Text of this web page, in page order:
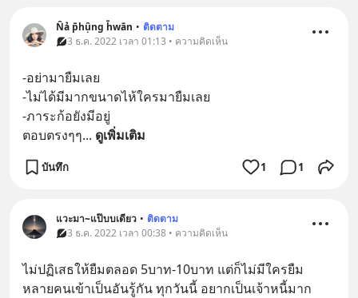
N̂ả p̄hụ̂ng h̄wān • ติดตาม
3 ธ.ค. 2022 เวลา 01:13 • ความคิดเห็น
-อย่ามายืมเลย
-ไม่ได้มีมากขนาดไห้ใครมายืมเลย
-ภาระก้อยังมีอยู่
ตอบตรงๆๆ... ดูเพิ่มเติม
บันทึก 1 1
แวะมา~แป๊บบเดียว • ติดตาม
3 ธ.ค. 2022 เวลา 00:38 • ความคิดเห็น
ไม่ปฏิเสธให้ยืมตลอด 5บาท-10บาท แต่ก็ไม่มีใครยืม
หลายคนเข้าเป็นอันรู้กัน ทุกวันนี้ อยากเป็นเจ้าหนี้มาก